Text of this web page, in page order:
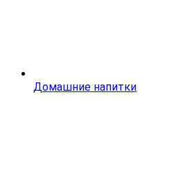
Домашние напитки